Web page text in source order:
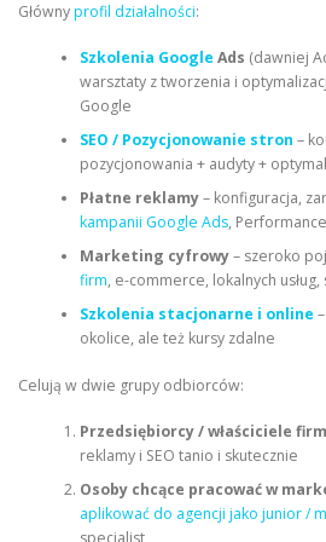
Głównyprofil działalności:
Szkolenia Google Ads (dawniej
warsztaty z tworzenia i
Google
SEO / Pozycjonowanie stron –
pozycjonowania + audyty +
Płatne reklamy– konfiguracja,
kampanii Google Ads,
Marketing cyfrowy– szeroko
firm, e-commerce, lokalnych
Szkolenia stacjonarne i online
okolice, ale też kursy zdalne
Celują w dwie grupy odbiorców:
Przedsiębiorcy / właściciele firm
reklamy i SEO tanio i skutecznie
Osoby chcące pracować w
aplikować do agencji jako junior /